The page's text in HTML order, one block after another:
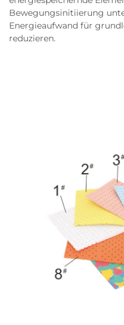
Bewegungsinitiierung
Energieaufwand für
reduzieren.